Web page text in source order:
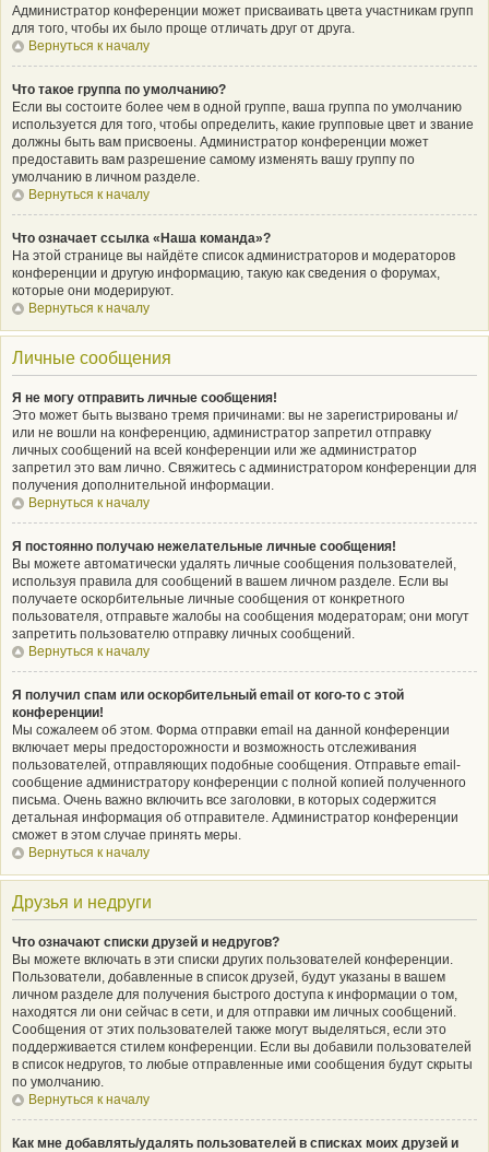
Администратор конференции может присваивать цвета участникам групп
для того, чтобы их было проще отличать друг от друга.
Вернуться к началу
Что такое группа по умолчанию?
Если вы состоите более чем в одной группе, ваша группа по умолчанию
используется для того, чтобы определить, какие групповые цвет и звание
должны быть вам присвоены. Администратор конференции может
предоставить вам разрешение самому изменять вашу группу по
умолчанию в личном разделе.
Вернуться к началу
Что означает ссылка «Наша команда»?
На этой странице вы найдёте список администраторов и модераторов
конференции и другую информацию, такую как сведения о форумах,
которые они модерируют.
Вернуться к началу
Личные сообщения
Я не могу отправить личные сообщения!
Это может быть вызвано тремя причинами: вы не зарегистрированы и/
или не вошли на конференцию, администратор запретил отправку
личных сообщений на всей конференции или же администратор
запретил это вам лично. Свяжитесь с администратором конференции для
получения дополнительной информации.
Вернуться к началу
Я постоянно получаю нежелательные личные сообщения!
Вы можете автоматически удалять личные сообщения пользователей,
используя правила для сообщений в вашем личном разделе. Если вы
получаете оскорбительные личные сообщения от конкретного
пользователя, отправьте жалобы на сообщения модераторам; они могут
запретить пользователю отправку личных сообщений.
Вернуться к началу
Я получил спам или оскорбительный email от кого-то с этой
конференции!
Мы сожалеем об этом. Форма отправки email на данной конференции
включает меры предосторожности и возможность отслеживания
пользователей, отправляющих подобные сообщения. Отправьте email-
сообщение администратору конференции с полной копией полученного
письма. Очень важно включить все заголовки, в которых содержится
детальная информация об отправителе. Администратор конференции
сможет в этом случае принять меры.
Вернуться к началу
Друзья и недруги
Что означают списки друзей и недругов?
Вы можете включать в эти списки других пользователей конференции.
Пользователи, добавленные в список друзей, будут указаны в вашем
личном разделе для получения быстрого доступа к информации о том,
находятся ли они сейчас в сети, и для отправки им личных сообщений.
Сообщения от этих пользователей также могут выделяться, если это
поддерживается стилем конференции. Если вы добавили пользователей
в список недругов, то любые отправленные ими сообщения будут скрыты
по умолчанию.
Вернуться к началу
Как мне добавлять/удалять пользователей в списках моих друзей и